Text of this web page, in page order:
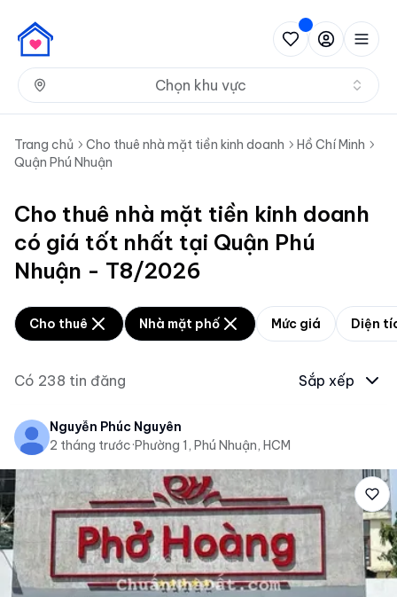
Chọn khu vực
Trang chủ Cho thuê nhà mặt tiền kinh doanh
Hồ Chí Minh
Quận Phú Nhuận
Cho thuê nhà mặt tiền kinh doanh
có giá tốt nhất tại Quận Phú
Nhuận - T8/2026
Cho thuê Nhà mặt phố Mức giá Diện
Có 238 tin đăng Sắp xếp
Nguyễn Phúc Nguyên
2 tháng trước·Phường 1, Phú Nhuận, HCM